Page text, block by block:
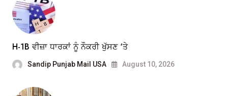
H-1B ਵੀਜ਼ਾ ਧਾਰਕਾਂ ਨੂੰ ਨੌਕਰੀ ਖੁੱਸਣ ‘ਤੇ
Sandip Punjab Mail USA August 10, 2026